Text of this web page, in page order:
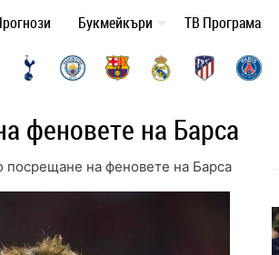
Букмейкъри ТВ Програма
феновете на Барса
посрещане на феновете на Барса